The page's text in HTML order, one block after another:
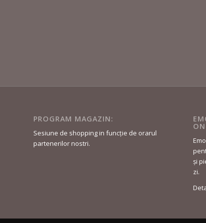
PROGRAM MAGAZIN:
Sesiune de shopping in funcție de orarul
partenerilor nostri.
și
zi.